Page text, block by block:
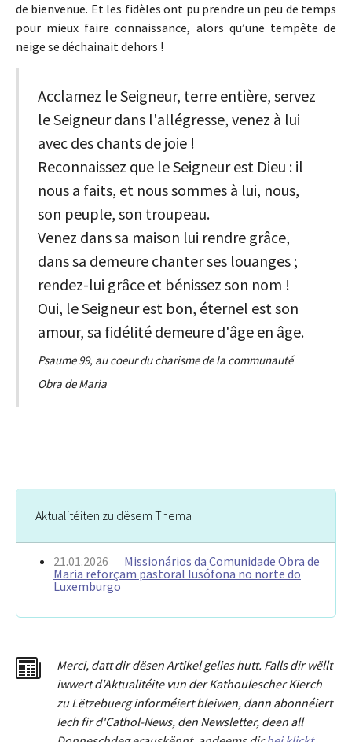
de bienvenue. Et les fidèles ont pu prendre un peu de temps
pour mieux faire connaissance, alors qu’une tempête de
neige se déchainait dehors !
Acclamez le Seigneur, terre entière, servez
le Seigneur dans l'allégresse, venez à lui
avec des chants de joie !
Reconnaissez que le Seigneur est Dieu : il
nous a faits, et nous sommes à lui, nous,
son peuple, son troupeau.
Venez dans sa maison lui rendre grâce,
dans sa demeure chanter ses louanges ;
rendez-lui grâce et bénissez son nom !
Oui, le Seigneur est bon, éternel est son
amour, sa fidélité demeure d'âge en âge.
Psaume 99, au coeur du charisme de la communauté
Obra de Maria
Aktualitéiten zu dësem Thema
21.01.2026
Missionários da Comunidade Obra de
Maria reforçam pastoral lusófona no norte do
Luxemburgo
Merci, dattdir dësen Artikel gelies hutt. Falls dir wëllt
iwwert d'Aktualitéite vun der Kathoulescher Kierch
zu Lëtzebuerg informéiert bleiwen, dann abonnéiert
Iech fir d'Cathol-News, den Newsletter, deen all